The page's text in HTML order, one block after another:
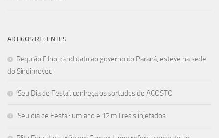
ARTIGOS RECENTES
Requião Filho, candidato ao governo do Paraná, esteve na sede
do Sindimovec
‘Seu Dia de Festa’: conheça os sortudos de AGOSTO
‘Seu dia de Festa’: um ano e 12 mil reais injetados